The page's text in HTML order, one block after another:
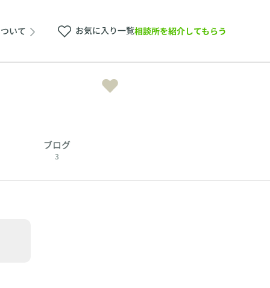
いて お気に入り一覧相談所を紹介してもらう
ブログ
3